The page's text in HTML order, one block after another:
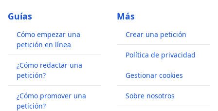
Guías
Cómo empezar una
petición en línea
¿Cómo redactar una
petición?
¿Cómo promover una
petición?
Más
Crear una petición
Política de privacidad
Gestionar cookies
Sobre nosotros